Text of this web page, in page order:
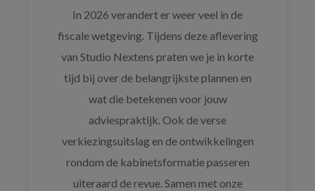
In 2026 verandert er weer veel in de
fiscale wetgeving. Tijdens deze aflevering
van Studio Nextens praten we je in korte
tijd bij over de belangrijkste plannen en
wat die betekenen voor jouw
adviespraktijk. Ook de verse
verkiezingsuitslag en de ontwikkelingen
rondom de kabinetsformatie passeren
uiteraard de revue. Samen met onze